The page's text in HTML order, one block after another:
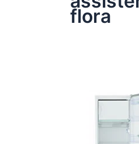
flora